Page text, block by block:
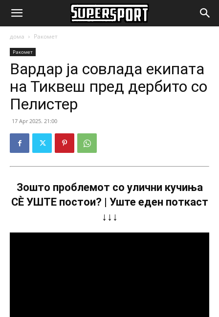
SuperSport.mk
дома Ракомет
Ракомет
Вардар ја совлада екипата
на Тиквеш пред дербито со
Пелистер
17 Apr 2025. 21:00
Зошто проблемот со улични кучиња
СÈ УШТЕ постои? | Уште еден поткаст
↓↓↓